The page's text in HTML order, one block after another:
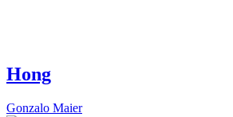
Hong
Gonzalo Maier